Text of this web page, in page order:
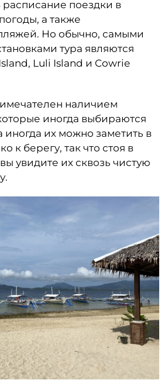
расписание поездки в
а также
Но обычно, самыми
тура являются
Luli Island и Cowrie
наличием
иногда выбираются
иногда их можно заметить в
к берегу, так что стоя в
увидите их сквозь чистую